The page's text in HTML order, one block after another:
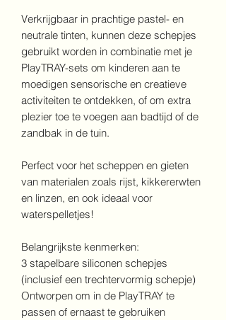
Verkrijgbaar in prachtige pastel- en
neutrale tinten, kunnen deze schepjes
gebruikt worden in combinatie met je
PlayTRAY-sets om kinderen aan te
moedigen sensorische en creatieve
activiteiten te ontdekken, of om extra
plezier toe te voegen aan badtijd of de
zandbak in de tuin.
Perfect voor het scheppen en gieten
van materialen zoals rijst, kikkererwten
en linzen, en ook ideaal voor
waterspelletjes!
Belangrijkste kenmerken:
3 stapelbare siliconen schepjes
(inclusief een trechtervormig schepje)
Ontworpen om in de PlayTRAY te
passen of ernaast te gebruiken